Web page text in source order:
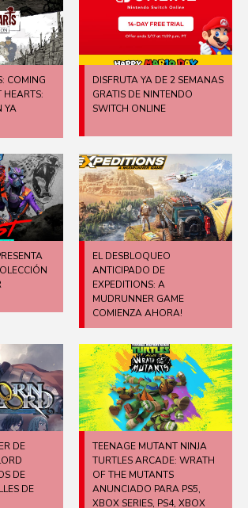
COMING
HEARTS:
YA
DISFRUTA YA DE 2 SEMANAS
GRATIS DE NINTENDO
SWITCH ONLINE
EL DESBLOQUEO
ANTICIPADO DE
EXPEDITIONS: A
MUDRUNNER GAME
COMIENZA AHORA!
DE
DE
DE
TEENAGE MUTANT NINJA
TURTLES ARCADE: WRATH
OF THE MUTANTS
ANUNCIADO PARA PS5,
XBOX SERIES, PS4, XBOX